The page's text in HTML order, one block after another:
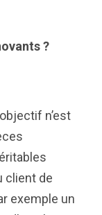
?
n’est
client de
exemple un